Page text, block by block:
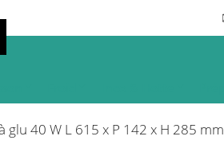
40 W L 615 x P 142 x H 285 mm